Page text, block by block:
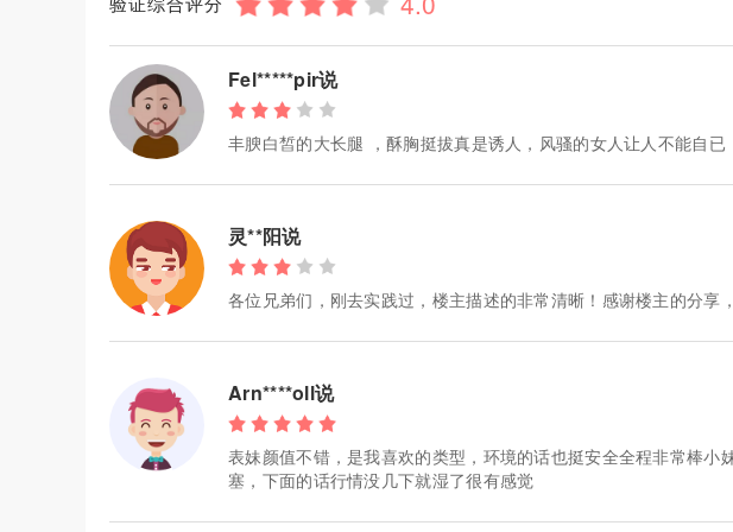
Fel*****pir说
丰腴白皙的大长腿 ，酥胸挺拔真是诱人，风骚的女人让人不能自已
灵**阳说
各位兄弟们，刚去实践过，楼主描述的非常清晰！感谢楼主的分享
Arn****oll说
表妹颜值不错，是我喜欢的类型，环境的话也挺安全全程非常棒小
塞，下面的话行情没几下就湿了很有感觉